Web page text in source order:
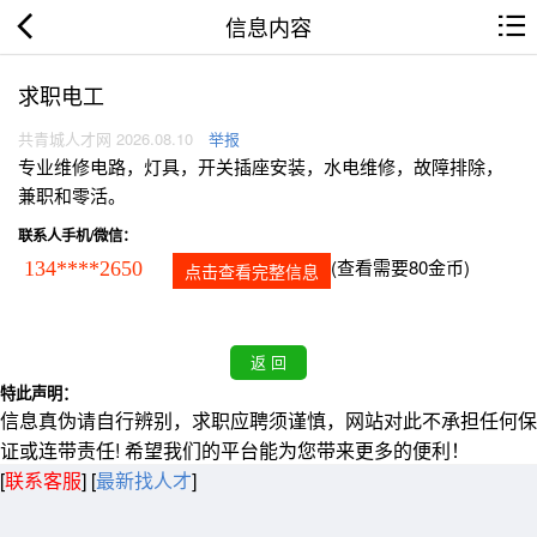
信息内容
求职电工
共青城人才网 2026.08.10 举报
专业维修电路，灯具，开关插座安装，水电维修，故障排除，
兼职和零活。
联系人手机/微信：
134****2650 点击查看完整信息 (查看需要80金币)
特此声明：
信息真伪请自行辨别，求职应聘须谨慎，网站对此不承担任何保
证或连带责任! 希望我们的平台能为您带来更多的便利！
[联系客服] [最新找人才]